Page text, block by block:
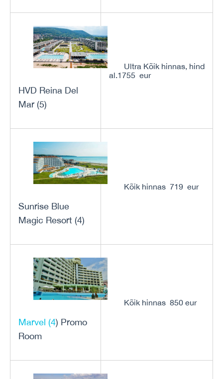
HVD Reina Del
Mar (5)
Ultra Kõik hinnas, hind
al.1755 eur
Sunrise Blue
Magic Resort (4)
Kõik hinnas 719 eur
Marvel (4) Promo
Room
Kõik hinnas 850 eur